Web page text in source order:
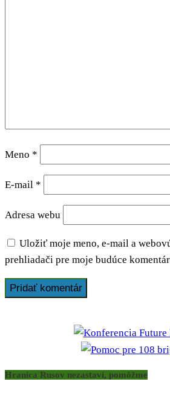
Meno *
E-mail *
Adresa webu
Uložiť moje meno, e-mail a
prehliadači pre moje budúce
Hranica Rusov nezastaví, pomôžme